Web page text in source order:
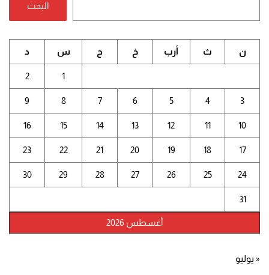
البحث
أغسطس 2026
ن ث أرب خ ج س د
1
2
3
4
5
6
7
8
9
10
11
12
13
14
15
16
17
18
19
20
21
22
23
24
25
26
27
28
29
30
31
« يوليو